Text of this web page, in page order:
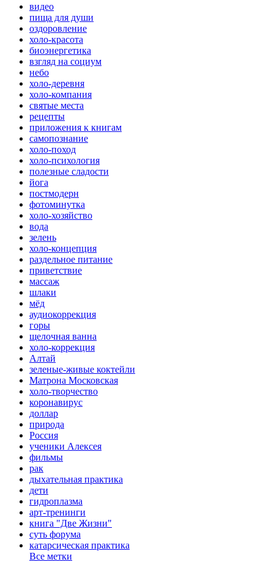
видео
пища для души
оздоровление
холо-красота
биоэнергетика
взгляд на социум
небо
холо-деревня
холо-компания
святые места
рецепты
приложения к книгам
самопознание
холо-поход
холо-психология
полезные сладости
йога
постмодерн
фотоминутка
холо-хозяйство
вода
зелень
холо-концепция
раздельное питание
приветствие
массаж
шлаки
мёд
аудиокоррекция
горы
щелочная ванна
холо-коррекция
Алтай
зеленые-живые коктейли
Матрона Московская
холо-творчество
коронавирус
доллар
природа
Россия
ученики Алексея
фильмы
рак
дыхательная практика
дети
гидроплазма
арт-тренинги
книга "Две Жизни"
суть форума
катарсическая практика
Все метки